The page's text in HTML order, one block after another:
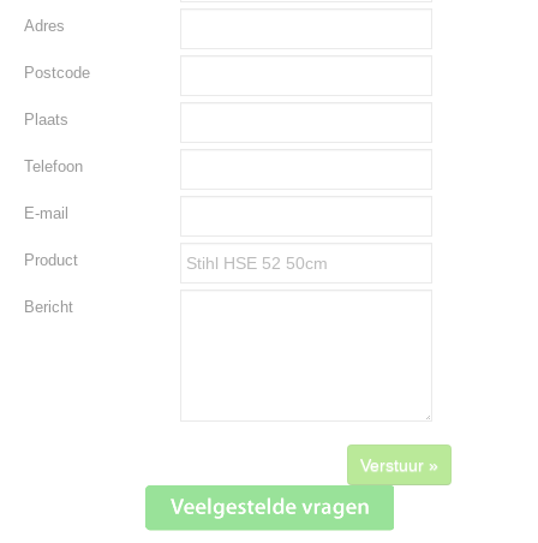
Adres
Postcode
Plaats
Telefoon
E-mail
Product
Bericht
Verstuur »